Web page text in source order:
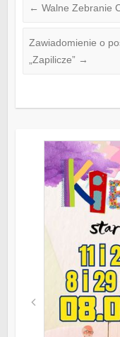
← Walne Zebranie
Zawiadomienie o
„Zapilicze” →